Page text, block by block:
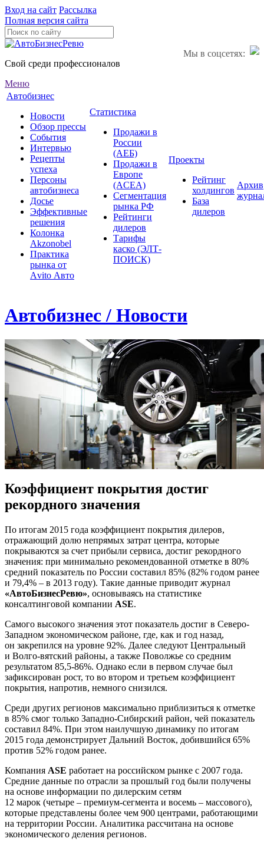
Вход на сайт Рассылка
Полная версия сайта
Мы в соцсетях:
Свой среди профессионалов
Меню
Автобизнес
Новости
Обзор прессы
События
Интервью
Рецепты
успеха
Персоны
автобизнеса
Досье
Эффективные
решения
Колонка
Akzonobel
Практика
рынка от
Аvito Авто
Статистика
Продажи в
России
(АЕБ)
Продажи в
Европе
(ACEA)
Сегментация
рынка РФ
Рейтинги
дилеров
Тарифы
каско (ЭЛТ-
ПОИСК)
Проекты
Рейтинг
холдингов
База
дилеров
Архив
Автобизнес / Новости
Коэффициент покрытия достиг
рекордного значения
По итогам 2015 года коэффициент покрытия дилеров,
отражающий долю непрямых затрат центра, которые
покрываются за счет прибыли сервиса, достиг рекордного
значения: при минимально рекомендованной отметке в 80%
средний показатель по России составил 85% (82% годом ранее
и 79,4% – в 2013 году). Такие данные приводит журнал
«АвтоБизнесРевю», основываясь на статистике
консалтинговой компании ASE.
Самого высокого значения этот показатель достиг в Северо-
Западном экономическом районе, где, как и год назад,
он закрепился на уровне 92%. Далее следуют Центральный
и Волго-вятский районы, а также Поволжье со средним
результатом 85,5-86%. Однако если в первом случае был
зафиксирован рост, то во втором и третьем коэффициент
покрытия, напротив, немного снизился.
Среди других регионов максимально приблизиться к отметке
в 85% смог только Западно-Сибирский район, чей показатель
составил 84%. При этом наилучшую динамику по итогам
2015 года демонстрирует Дальний Восток, добившийся 65%
против 52% годом ранее.
Компания ASE работает на российском рынке с 2007 года.
Средние данные по отрасли за прошлый год были получены
на основе информации по дилерским сетям
12 марок (четыре – премиум-сегмента и восемь – массового),
которые представлены более чем 900 центрами, работающими
на территории России. Аналитика рассчитана на основе
экономического деления регионов.